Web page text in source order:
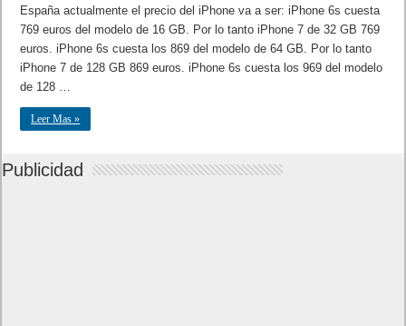
España actualmente el precio del iPhone va a ser: iPhone 6s cuesta
769 euros del modelo de 16 GB. Por lo tanto iPhone 7 de 32 GB 769
euros. iPhone 6s cuesta los 869 del modelo de 64 GB. Por lo tanto
iPhone 7 de 128 GB 869 euros. iPhone 6s cuesta los 969 del modelo
de 128 …
Leer Mas »
Publicidad